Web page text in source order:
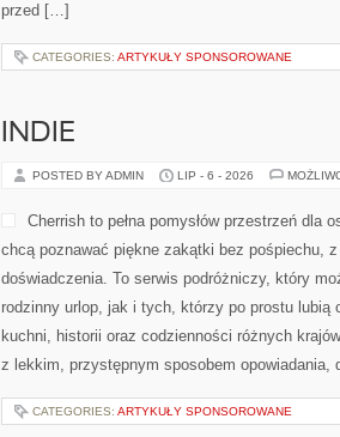
przed […]
CATEGORIES: ARTYKUŁY SPONSOROWANE
INDIE
POSTED BY ADMIN LIP - 6 - 2026
Cherrish to pełna pomysłów przestrzeń dla
chcą poznawać piękne zakątki bez pośpiechu,
doświadczenia. To serwis podróżniczy, który
rodzinny urlop, jak i tych, którzy po prostu
kuchni, historii oraz codzienności różnych
z lekkim, przystępnym sposobem
CATEGORIES: ARTYKUŁY SPONSOROWANE